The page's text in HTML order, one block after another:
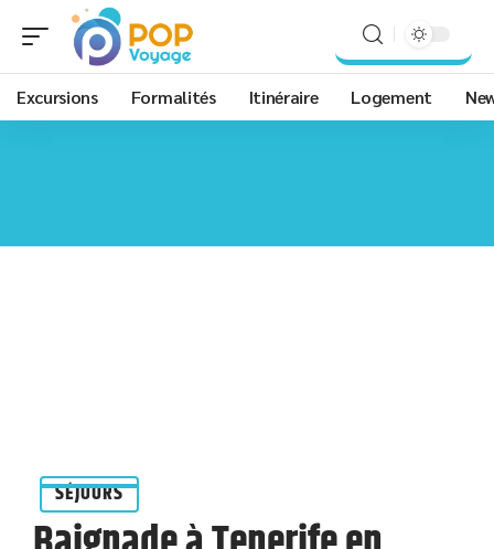
Excursions Formalités Itinéraire Logement
SÉJOURS